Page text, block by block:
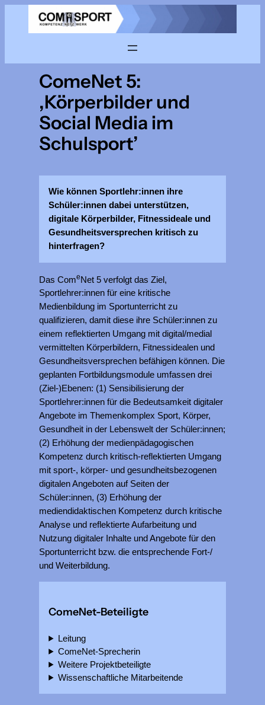
ComeNet 5:
,Körperbilder und
Social Media im
Schulsport’
Wie können Sportlehr:innen ihre
Schüler:innen dabei unterstützen,
digitale Körperbilder, Fitnessideale und
Gesundheitsversprechen kritisch zu
hinterfragen?
Das ComeNet 5 verfolgt das Ziel,
Sportlehrer:innen für eine kritische
Medienbildung im Sportunterricht zu
qualifizieren, damit diese ihre Schüler:innen zu
einem reflektierten Umgang mit digital/medial
vermittelten Körperbildern, Fitnessidealen und
Gesundheitsversprechen befähigen können. Die
geplanten Fortbildungsmodule umfassen drei
(Ziel-)Ebenen: (1) Sensibilisierung der
Sportlehrer:innen für die Bedeutsamkeit digitaler
Angebote im Themenkomplex Sport, Körper,
Gesundheit in der Lebenswelt der Schüler:innen;
(2) Erhöhung der medienpädagogischen
Kompetenz durch kritisch-reflektierten Umgang
mit sport-, körper- und gesundheitsbezogenen
digitalen Angeboten auf Seiten der
Schüler:innen, (3) Erhöhung der
mediendidaktischen Kompetenz durch kritische
Analyse und reflektierte Aufarbeitung und
Nutzung digitaler Inhalte und Angebote für den
Sportunterricht bzw. die entsprechende Fort-/
und Weiterbildung.
ComeNet-Beteiligte
Leitung
ComeNet-Sprecherin
Weitere Projektbeteiligte
Wissenschaftliche Mitarbeitende